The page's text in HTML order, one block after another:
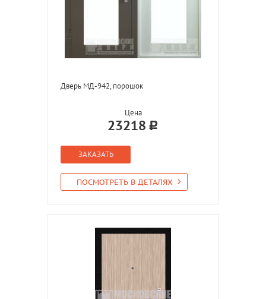
Дверь МД-942, порошок
Цена
23218
ЗАКАЗАТЬ
ПОСМОТРЕТЬ В ДЕТАЛЯХ